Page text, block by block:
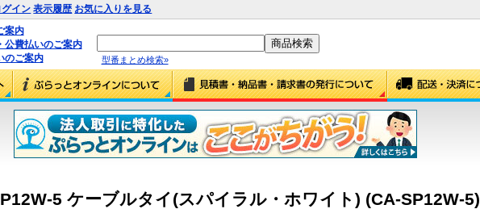
グイン 表示履歴 お気に入りを見る
案内
公費払いのご案内
のご案内
型番まとめ検索»
5 ケーブルタイ(スパイラル・ホワイト) (CA-SP12W-5)